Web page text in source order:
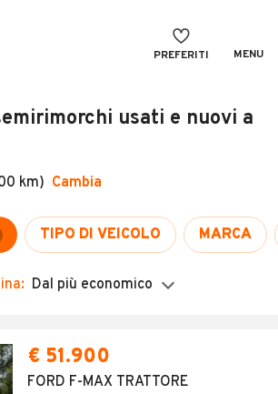
PREFERITI MENU
usati e nuovi a
km) Cambia
TIPO DI VEICOLO MARCA
Dal più economico
€ 51.900
FORD F-MAX TRATTORE